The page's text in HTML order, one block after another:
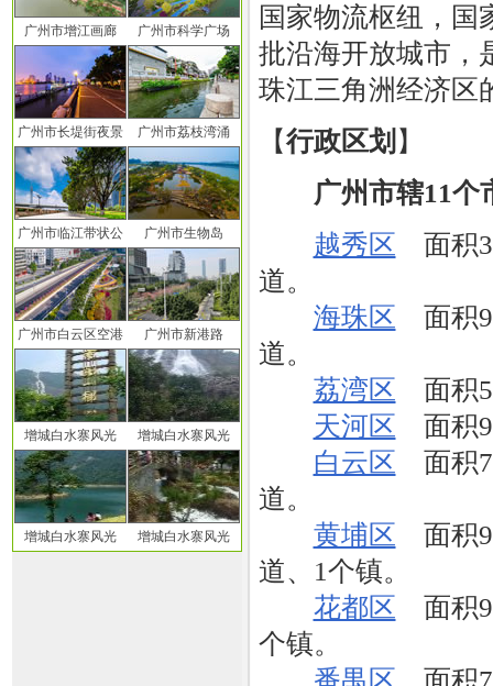
广州市增江画廊 广州市科学广场
广州市长堤街夜景 广州市荔枝湾涌
广州市临江带状公 广州市生物岛
广州市白云区空港 广州市新港路
增城白水寨风光 增城白水寨风光
增城白水寨风光 增城白水寨风光
国家物流枢纽，国
批沿海开放城市，
珠江三角洲经济区
【行政区划 】
广州市辖11个
越秀区 面积
道。
海珠区 面积
道。
荔湾区 面积
天河区 面积
白云区 面积
道。
黄埔区 面积
道、1个镇。
花都区 面积
个镇。